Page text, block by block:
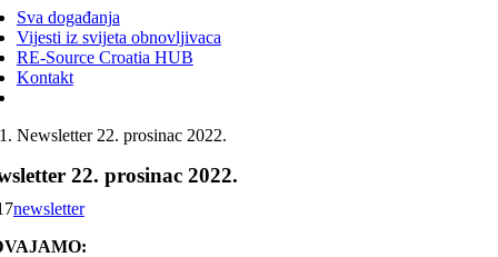
Sva događanja
Vijesti iz svijeta obnovljivaca
RE-Source Croatia HUB
Kontakt
Newsletter 22. prosinac 2022.
22. prosinac 2022.
newsletter